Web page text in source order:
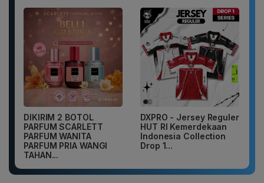
DIKIRIM 2 BOTOL
PARFUM SCARLETT
PARFUM WANITA
PARFUM PRIA WANGI
TAHAN...
DXPRO - Jersey Reguler
HUT RI Kemerdekaan
Indonesia Collection
Drop 1...